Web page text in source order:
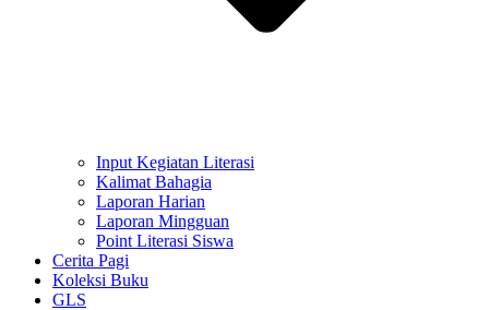
Input Kegiatan Literasi
Kalimat Bahagia
Laporan Harian
Laporan Mingguan
Point Literasi Siswa
Cerita Pagi
Koleksi Buku
GLS